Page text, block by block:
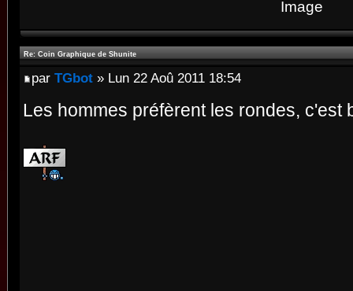
Re: Coin Graphique de Shunite
par TGbot » Lun 22 Aoû 2011 18:54
Les hommes préfèrent les rondes, c'est